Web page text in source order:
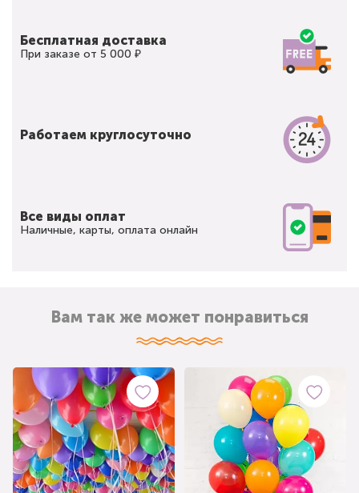
Бесплатная доставка
При заказе от 5 000 ₽
Работаем круглосуточно
Все виды оплат
Наличные, карты, оплата онлайн
Вам так же может понравиться